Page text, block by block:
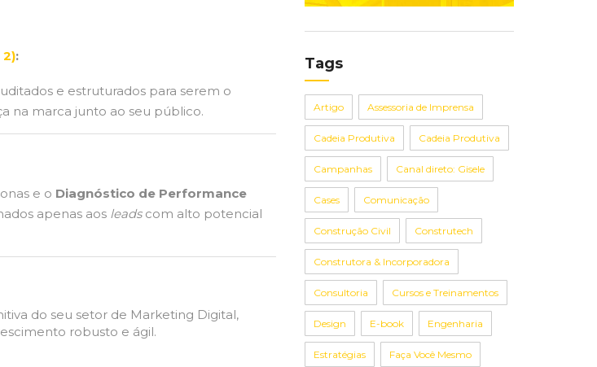
2):
e estruturados para serem o
na marca junto ao seu público.
e o Diagnóstico de Performance
apenas aos leadscom alto potencial
do seu setor de Marketing Digital,
robusto e ágil.
Tags
Artigo Assessoria de Imprensa
Cadeia Produtiva Cadeia Produtiva
Campanhas Canal direto: Gisele
Cases Comunicação
Construção Civil Construtech
Construtora & Incorporadora
Consultoria Cursos e Treinamentos
Design E-book Engenharia
Estratégias Faça Você Mesmo